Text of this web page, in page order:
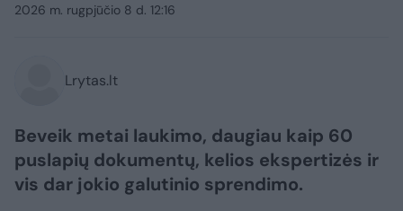
2026 m. rugpjūčio 8 d. 12:16
Lrytas.lt
Beveik metai laukimo, daugiau kaip 60
puslapių dokumentų, kelios ekspertizės ir
vis dar jokio galutinio sprendimo.